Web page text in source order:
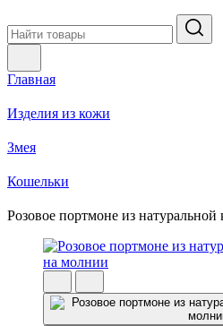
Главная
Изделия из кожи
Змея
Кошельки
Розовое портмоне из